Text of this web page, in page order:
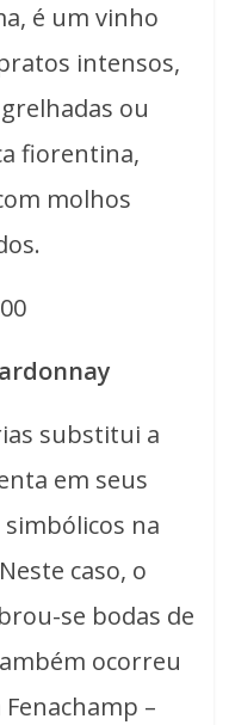
é um vinho
intensos,
ou
fiorentina,
molhos
substitui a
em seus
na
caso, o
se bodas de
ocorreu
–